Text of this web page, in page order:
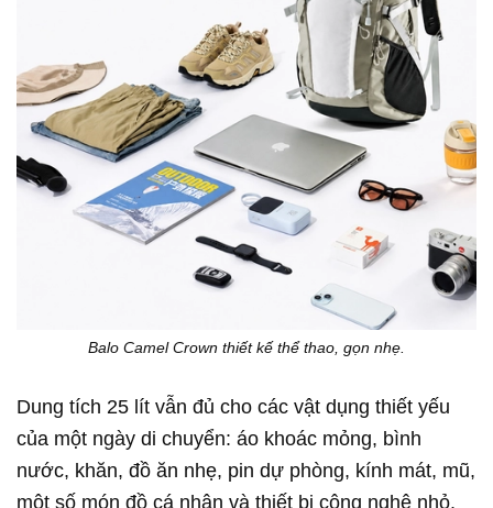
Balo Camel Crown thiết kế thể thao, gọn nhẹ.
Dung tích 25 lít vẫn đủ cho các vật dụng thiết yếu
của một ngày di chuyển: áo khoác mỏng, bình
nước, khăn, đồ ăn nhẹ, pin dự phòng, kính mát, mũ,
một số món đồ cá nhân và thiết bị công nghệ nhỏ.